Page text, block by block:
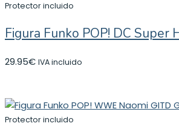
Protector incluido
Figura Funko POP! DC
29.95€ IVA incluido
Protector incluido